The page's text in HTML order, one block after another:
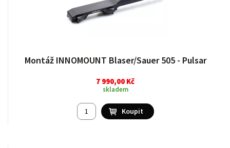
Montáž INNOMOUNT Blaser/Sauer 505 - Pulsar
7 990,00 Kč
skladem